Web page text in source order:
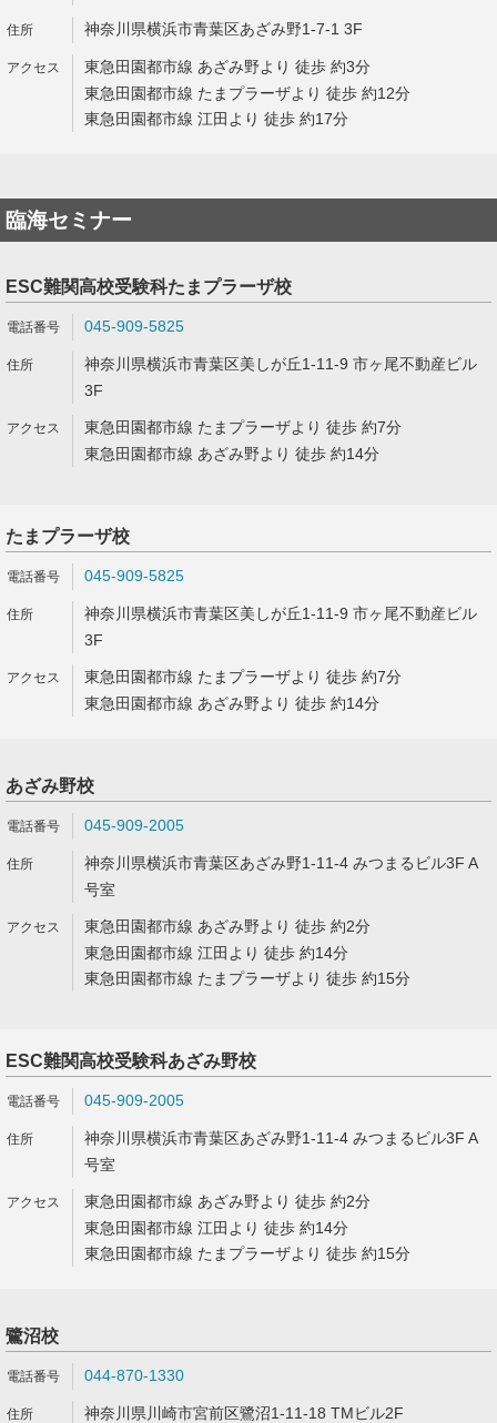
神奈川県横浜市青葉区あざみ野1-7-1 3F
東急田園都市線 あざみ野より 徒歩 約3分
東急田園都市線 たまプラーザより 徒歩 約12分
東急田園都市線 江田より 徒歩 約17分
臨海セミナー
ESC難関高校受験科たまプラーザ校
045-909-5825
神奈川県横浜市青葉区美しが丘1-11-9 市ヶ尾不動産ビル
3F
東急田園都市線 たまプラーザより 徒歩 約7分
東急田園都市線 あざみ野より 徒歩 約14分
たまプラーザ校
045-909-5825
神奈川県横浜市青葉区美しが丘1-11-9 市ヶ尾不動産ビル
3F
東急田園都市線 たまプラーザより 徒歩 約7分
東急田園都市線 あざみ野より 徒歩 約14分
あざみ野校
045-909-2005
神奈川県横浜市青葉区あざみ野1-11-4 みつまるビル3F A
号室
東急田園都市線 あざみ野より 徒歩 約2分
東急田園都市線 江田より 徒歩 約14分
東急田園都市線 たまプラーザより 徒歩 約15分
ESC難関高校受験科あざみ野校
045-909-2005
神奈川県横浜市青葉区あざみ野1-11-4 みつまるビル3F A
号室
東急田園都市線 あざみ野より 徒歩 約2分
東急田園都市線 江田より 徒歩 約14分
東急田園都市線 たまプラーザより 徒歩 約15分
鷺沼校
044-870-1330
神奈川県川崎市宮前区鷺沼1-11-18 TMビル2F